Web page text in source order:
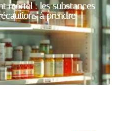
mortel : les substances
à prendre